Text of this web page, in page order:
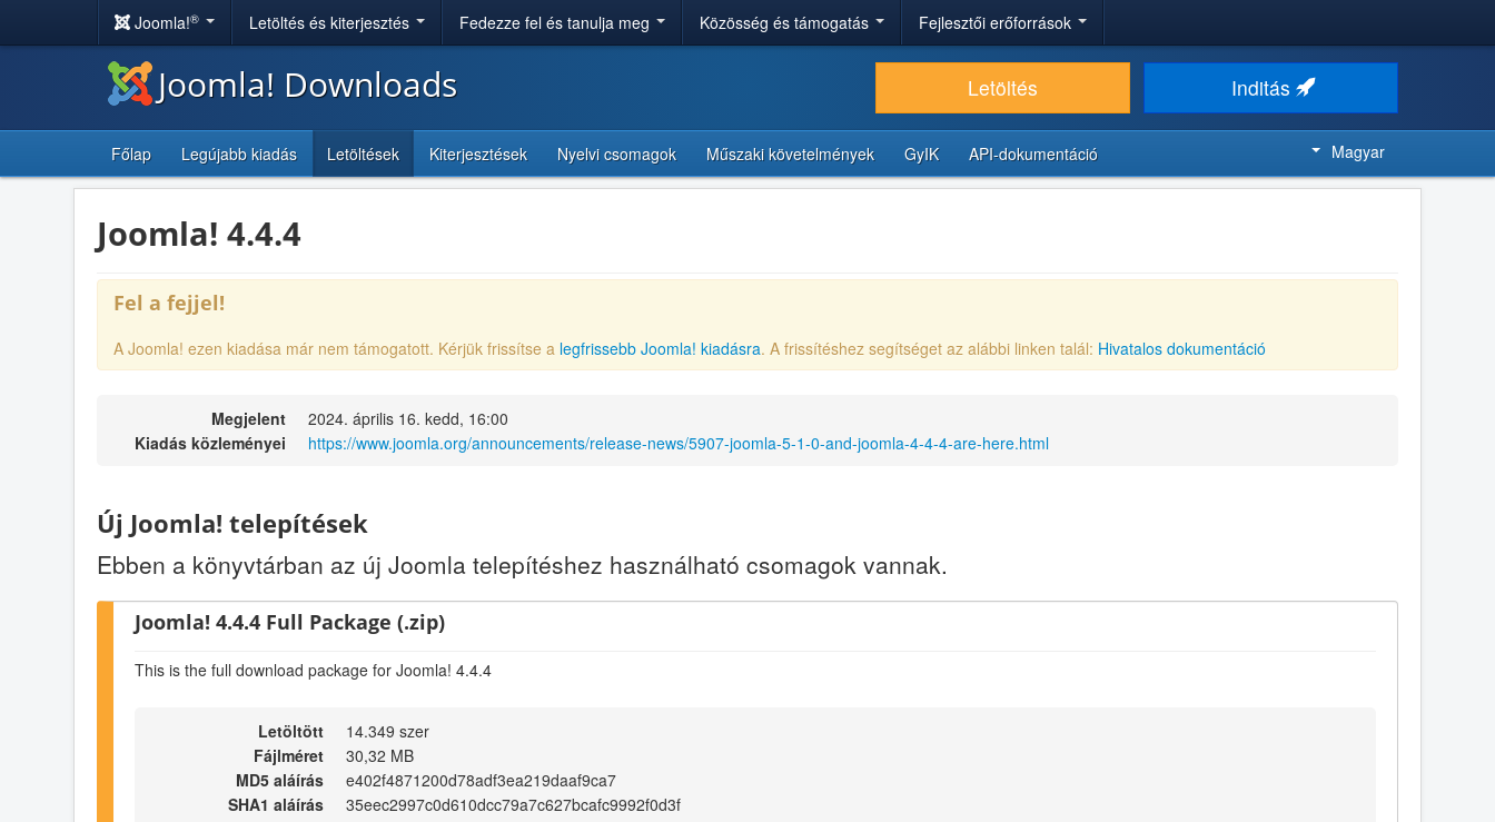
Joomla!® Letöltés és kiterjesztés Fedezze fel és tanulja meg Közösség és támogatás Fejlesztői erőforrások
Joomla! Downloads Letöltés Inditás
Főlap Legújabb kiadás Letöltések Kiterjesztések Nyelvi csomagok Műszaki követelmények GyIK API-dokumentáció Magyar
Joomla! 4.4.4
Fel a fejjel!
A Joomla! ezen kiadása már nem támogatott. Kérjük frissítse a legfrissebb Joomla! kiadásra. A frissítéshez segítséget az alábbi linken talál: Hivatalos dokumentáció
Megjelent
2024. április 16. kedd, 16:00
Kiadás közleményei
https://www.joomla.org/announcements/release-news/5907-joomla-5-1-0-and-joomla-4-4-4-are-here.html
Új Joomla! telepítések
Ebben a könyvtárban az új Joomla telepítéshez használható csomagok vannak.
Joomla! 4.4.4 Full Package (.zip)
This is the full download package for Joomla! 4.4.4
Letöltött
14.349 szer
Fájlméret
30,32 MB
MD5 aláírás
e402f4871200d78adf3ea219daaf9ca7
SHA1 aláírás
35eec2997c0d610dcc79a7c627bcafc9992f0d3f